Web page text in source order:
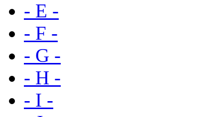
- E -
- F -
- G -
- H -
- I -